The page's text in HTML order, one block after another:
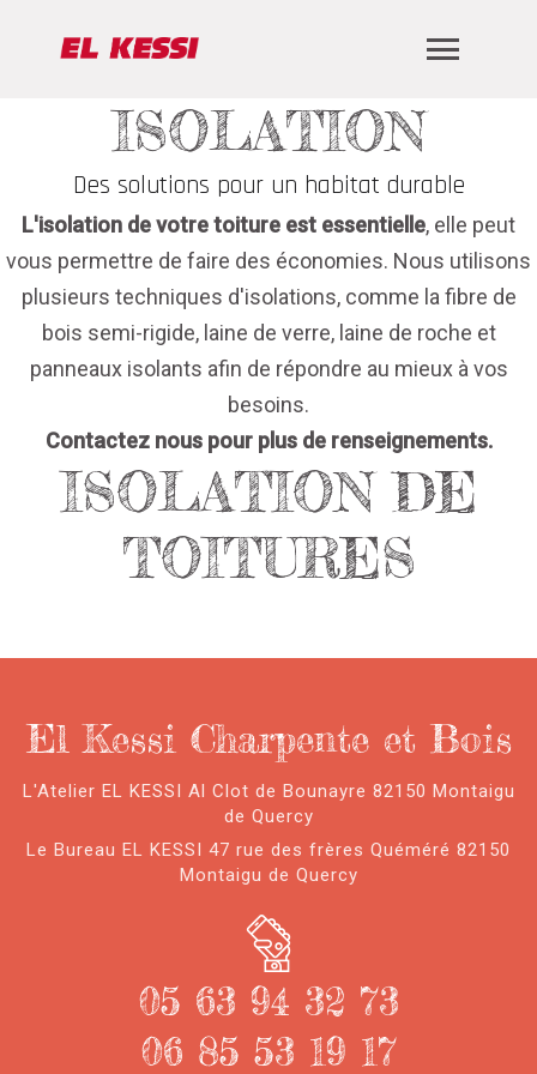
ISOLATION
Des solutions pour un habitat durable
L'isolation de votre toiture est essentielle, elle peut
vous permettre de faire des économies. Nous utilisons
plusieurs techniques d'isolations, comme la fibre de
bois semi-rigide, laine de verre, laine de roche et
panneaux isolants afin de répondre au mieux à vos
besoins.
Contactez nous pour plus de renseignements.
ISOLATION DE
TOITURES
El Kessi Charpente et Bois
L'Atelier EL KESSI Al Clot de Bounayre 82150 Montaigu
de Quercy
Le Bureau EL KESSI 47 rue des frères Quéméré 82150
Montaigu de Quercy
05 63 94 32 73
06 85 53 19 17